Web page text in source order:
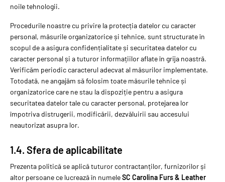
noile tehnologii.
Procedurile noastre cu privire la protecția datelor cu caracter
personal, măsurile organizatorice și tehnice, sunt structurate în
scopul de a asigura confidențialitate și securitatea datelor cu
caracter personal și a tuturor informațiilor aflate în grija noastră.
Verificăm periodic caracterul adecvat al măsurilor implementate.
Totodată, ne angajăm să folosim toate măsurile tehnice și
organizatorice care ne stau la dispoziție pentru a asigura
securitatea datelor tale cu caracter personal, protejarea lor
împotriva distrugerii, modificării, dezvăluirii sau accesului
neautorizat asupra lor.
1.4. Sfera de aplicabilitate
Prezenta politică se aplică tuturor contractanților, furnizorilor și
altor persoane ce lucrează în numeleSC Carolina Furs & Leather